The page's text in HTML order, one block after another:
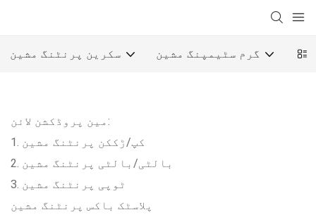
سکرین پرنٹنگ مشین گرم سٹیمپنگ مشین
مین پروڈکشن لائن:
کپ/ڑککن پرنٹنگ مشین
بالٹی/بالٹی پرنٹنگ مشین
ٹوپی پرنٹنگ مشین
پلاسٹک باکس پرنٹنگ مشین